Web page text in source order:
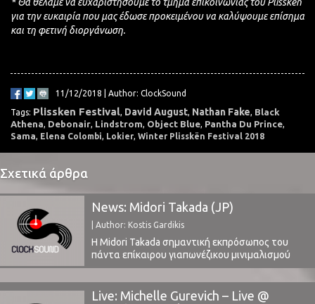
για την ευκαιρία που μας έδωσε προκειμένου να καλύψουμε επίσημα
και τη φετινή διοργάνωση.
11/12/2018 | Author: ClockSound
Tags: Plissken Festival, David August, Nathan Fake, Black
Athena, Debonair, Lindstrom, Object Blue, Pantha Du Prince,
Sama, Elena Colombi, Lokier, Winter Plisskën Festival 2018
Σχετικά άρθρα
News: Midori Takada (JP)
| Author: Kostis Gardikis
H Midori Takada σημαντική εκπρόσωπος του
πάντα επίκαιρου γιαπωνέζικου μινιμαλισμού
στην Αθήνα Κυριακή 2 Ιουνίου 2019 στην
αίθουσα Φιλολογικός Σύλλογος Παρνασσός
στα πλαίσια του Plisskën Festival. Με
Live: Michelle Gurevich – Live @